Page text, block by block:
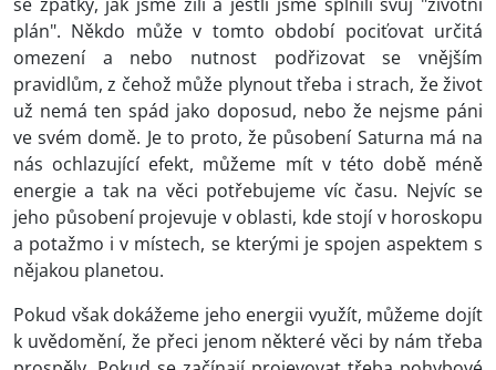
plán". Někdo může v tomto období pociťovat určitá
omezení a nebo nutnost podřizovat se vnějším
pravidlům, z čehož může plynout třeba i strach, že život
už nemá ten spád jako doposud, nebo že nejsme páni
ve svém domě. Je to proto, že působení Saturna má na
nás ochlazující efekt, můžeme mít v této době méně
energie a tak na věci potřebujeme víc času. Nejvíc se
jeho působení projevuje v oblasti, kde stojí v horoskopu
a potažmo i v místech, se kterými je spojen aspektem s
nějakou planetou.
Pokud však dokážeme jeho energii využít, můžeme dojít
k uvědomění, že přeci jenom některé věci by nám třeba